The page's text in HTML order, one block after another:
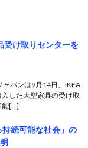
受け取りセンターを
ャパンは9月14日、IKEA
した大型家具の受け取
能[…]
続可能な社会」の